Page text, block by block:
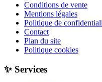
Conditions de vente
Mentions légales
Politique de
Contact
Plan du site
Politique cookies
✨ Services